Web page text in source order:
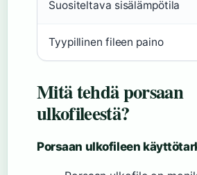
Suositeltava sisälämpötila
Tyypillinen fileen paino
Mitä tehdä porsaan
ulkofileestä?
Porsaan ulkofileen